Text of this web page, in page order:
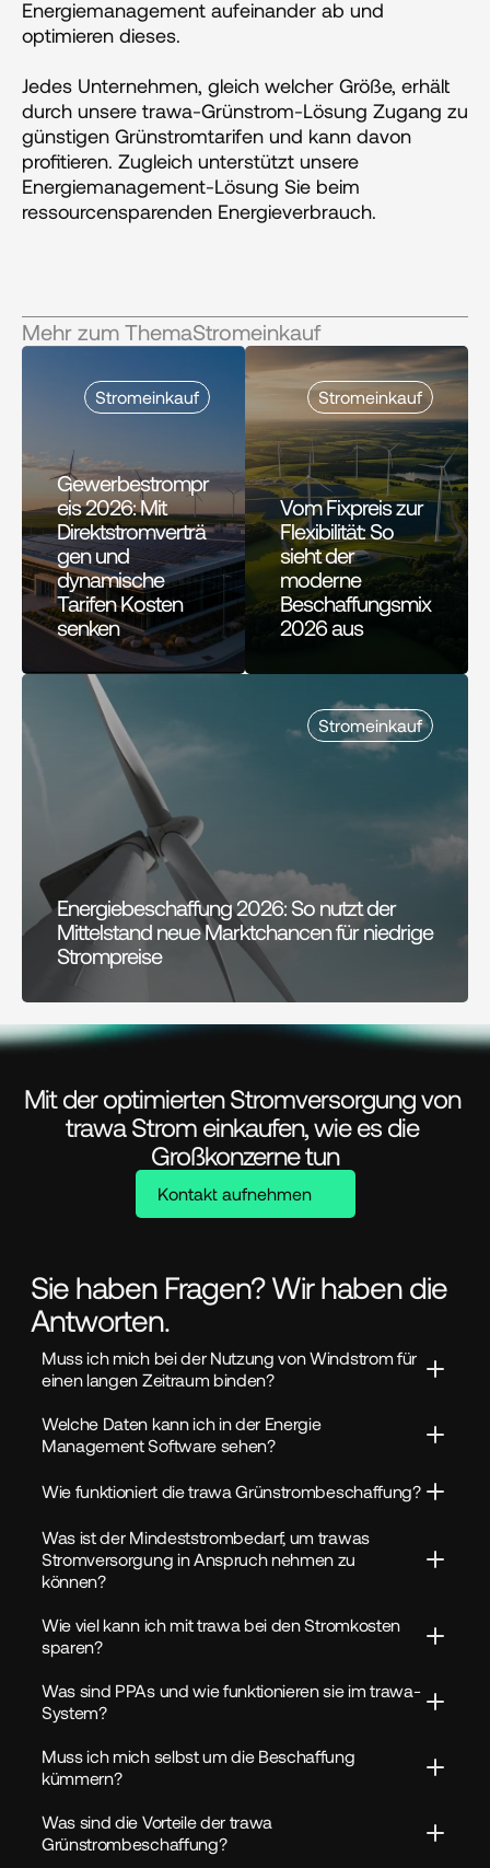
Energiemanagement aufeinander ab und
optimieren dieses.
Jedes Unternehmen, gleich welcher Größe, erhält
durch unsere trawa-Grünstrom-Lösung Zugang zu
günstigen Grünstromtarifen und kann davon
profitieren. Zugleich unterstützt unsere
Energiemanagement-Lösung Sie beim
ressourcensparenden Energieverbrauch.
Mehr zum ThemaStromeinkauf
Stromeinkauf
Gewerbestrompr
eis 2026: Mit
Direktstromverträ
gen und
dynamische
Tarifen Kosten
senken
Stromeinkauf
Vom Fixpreis zur
Flexibilität: So
sieht der
moderne
Beschaffungsmix
2026 aus
Stromeinkauf
Energiebeschaffung 2026: So nutzt der
Mittelstand neue Marktchancen für niedrige
Strompreise
Mit der optimierten Stromversorgung von
trawa Strom einkaufen, wie es die
Großkonzerne tun
Kontakt aufnehmen
Sie haben Fragen? Wir haben die
Antworten.
Muss ich mich bei der Nutzung von Windstrom für
einen langen Zeitraum binden?
Welche Daten kann ich in der Energie
Management Software sehen?
Wie funktioniert die trawa Grünstrombeschaffung?
Was ist der Mindeststrombedarf, um trawas
Stromversorgung in Anspruch nehmen zu
können?
Wie viel kann ich mit trawa bei den Stromkosten
sparen?
Was sind PPAs und wie funktionieren sie im trawa-
System?
Muss ich mich selbst um die Beschaffung
kümmern?
Was sind die Vorteile der trawa
Grünstrombeschaffung?